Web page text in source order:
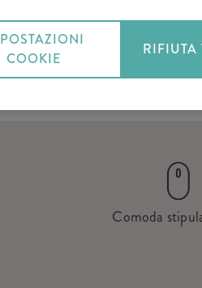
Comoda
RIFIUTA
COOKIE